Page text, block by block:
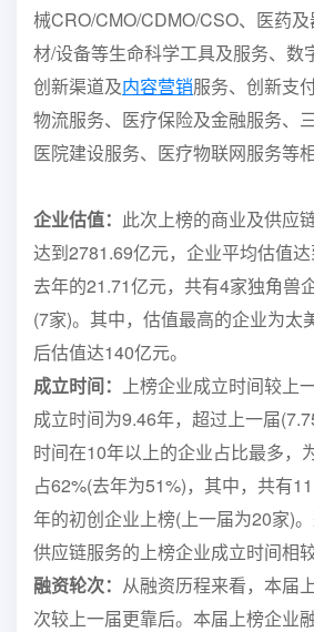
械CRO/CMO/CDMO/CSO、医药
材/设备等生命科学工具及服务、数
创新渠道及内容营销服务、创新支
物流服务、医疗保险及金融服务、
医院建设服务、医疗物联网服务等
企业估值： 此次上榜的商业及供应
达到2781.69亿元，企业平均估值
去年的21.71亿元，共有4家独角兽
(7家)。其中，估值最高的企业为太
后估值达140亿元。
成立时间： 上榜企业成立时间较上
成立时间为9.46年，超过上一届
时间在10年以上的企业占比最多，
占62%(去年为51%)，其中，共有
年的初创企业上榜(上一届为20家)
供应链服务的上榜企业成立时间相
融资轮次： 从融资历程来看，本届
次较上一届更靠后。本届上榜企业